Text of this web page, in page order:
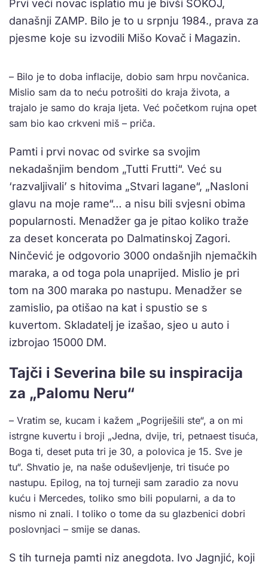
Prvi veći novac isplatio mu je bivši SOKOJ,
današnji ZAMP. Bilo je to u srpnju 1984., prava za
pjesme koje su izvodili Mišo Kovač i Magazin.
– Bilo je to doba inflacije, dobio sam hrpu novčanica.
Mislio sam da to neću potrošiti do kraja života, a
trajalo je samo do kraja ljeta. Već početkom rujna opet
sam bio kao crkveni miš – priča.
Pamti i prvi novac od svirke sa svojim
nekadašnjim bendom „Tutti Frutti“. Već su
‘razvaljivali’ s hitovima „Stvari lagane“, „Nasloni
glavu na moje rame“… a nisu bili svjesni obima
popularnosti. Menadžer ga je pitao koliko traže
za deset koncerata po Dalmatinskoj Zagori.
Ninčević je odgovorio 3000 ondašnjih njemačkih
maraka, a od toga pola unaprijed. Mislio je pri
tom na 300 maraka po nastupu. Menadžer se
zamislio, pa otišao na kat i spustio se s
kuvertom. Skladatelj je izašao, sjeo u auto i
izbrojao 15000 DM.
Tajči i Severina bile su inspiracija
za „Palomu Neru“
– Vratim se, kucam i kažem „Pogriješili ste“, a on mi
istrgne kuvertu i broji „Jedna, dvije, tri, petnaest tisuća,
Boga ti, deset puta tri je 30, a polovica je 15. Sve je
tu“. Shvatio je, na naše oduševljenje, tri tisuće po
nastupu. Epilog, na toj turneji sam zaradio za novu
kuću i Mercedes, toliko smo bili popularni, a da to
nismo ni znali. I toliko o tome da su glazbenici dobri
poslovnjaci – smije se danas.
S tih turneja pamti niz anegdota. Ivo Jagnjić, koji